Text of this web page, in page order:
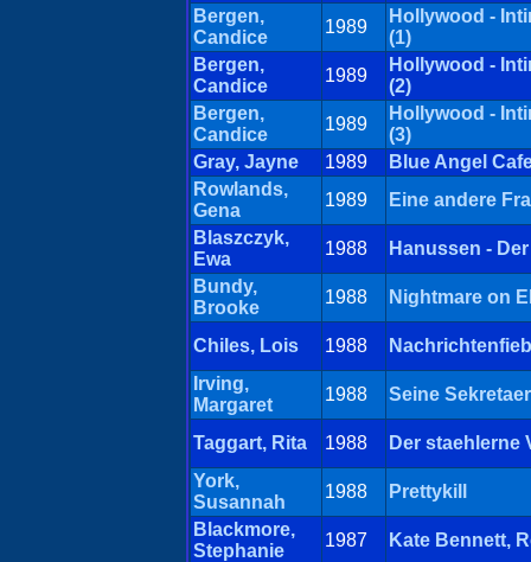
Bergen,
Candice
1989
Hollywood -
(1)
Bergen,
Candice
1989
Hollywood -
(2)
Bergen,
Candice
1989
Hollywood -
(3)
Gray, Jayne
1989
Blue Angel
Rowlands,
Gena
1989
Eine andere
Blaszczyk,
Ewa
1988
Hanussen -
Bundy,
Brooke
1988 Nightmare on
Chiles, Lois 1988
Irving,
Margaret
1988 Seine
Taggart, Rita 1988
Der staehlerne
York,
Susannah
1988
Prettykill
Blackmore,
Stephanie
1987
Kate Bennett,